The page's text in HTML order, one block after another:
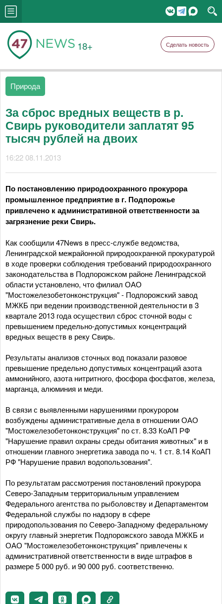
18+ Сделать новость
Природа
За сброс вредных веществ в р.
Свирь руководители заплатят 95
тысяч рублей на двоих
16:22 08.11.2013
По постановлению природоохранного прокурора
промышленное предприятие в г. Подпорожье
привлечено к административной ответственности за
загрязнение реки Свирь.
Как сообщили 47News в пресс-службе ведомства,
Ленинградской межрайонной природоохранной прокуратурой
в ходе проверки соблюдения требований природоохранного
законодательства в Подпорожском районе Ленинградской
области установлено, что филиал ОАО
"Мостожелезобетонконструкция" - Подпорожский завод
МЖКБ при ведении производственной деятельности в 3
квартале 2013 года осуществил сброс сточной воды с
превышением предельно-допустимых концентраций
вредных веществ в реку Свирь.
Результаты анализов сточных вод показали разовое
превышение предельно допустимых концентраций азота
аммонийного, азота нитритного, фосфора фосфатов, железа,
марганца, алюминия и меди.
В связи с выявленными нарушениями прокурором
возбуждены административные дела в отношении ОАО
"Мостожелезобетонконструкция" по ст. 8.33 КоАП РФ
"Нарушение правил охраны среды обитания животных" и в
отношении главного энергетика завода по ч. 1 ст. 8.14 КоАП
РФ "Нарушение правил водопользования".
По результатам рассмотрения постановлений прокурора
Северо-Западным территориальным управлением
Федерального агентства по рыболовству и Департаментом
Федеральной службы по надзору в сфере
природопользования по Северо-Западному федеральному
округу главный энергетик Подпорожского завода МЖКБ и
ОАО "Мостожелезобетонконструкция" привлечены к
административной ответственности в виде штрафов в
размере 5 000 руб. и 90 000 руб. соответственно.